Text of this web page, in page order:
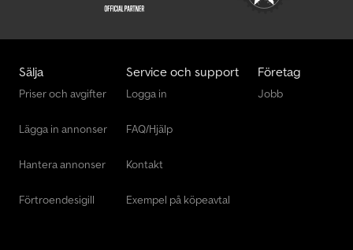
Sälja
Priser och avgifter
Lägga in annonser
Hantera annonser
Förtroendesigill
Service och support
Logga in
FAQ/Hjälp
Kontakt
Exempel på köpeavtal
Företag
Jobb